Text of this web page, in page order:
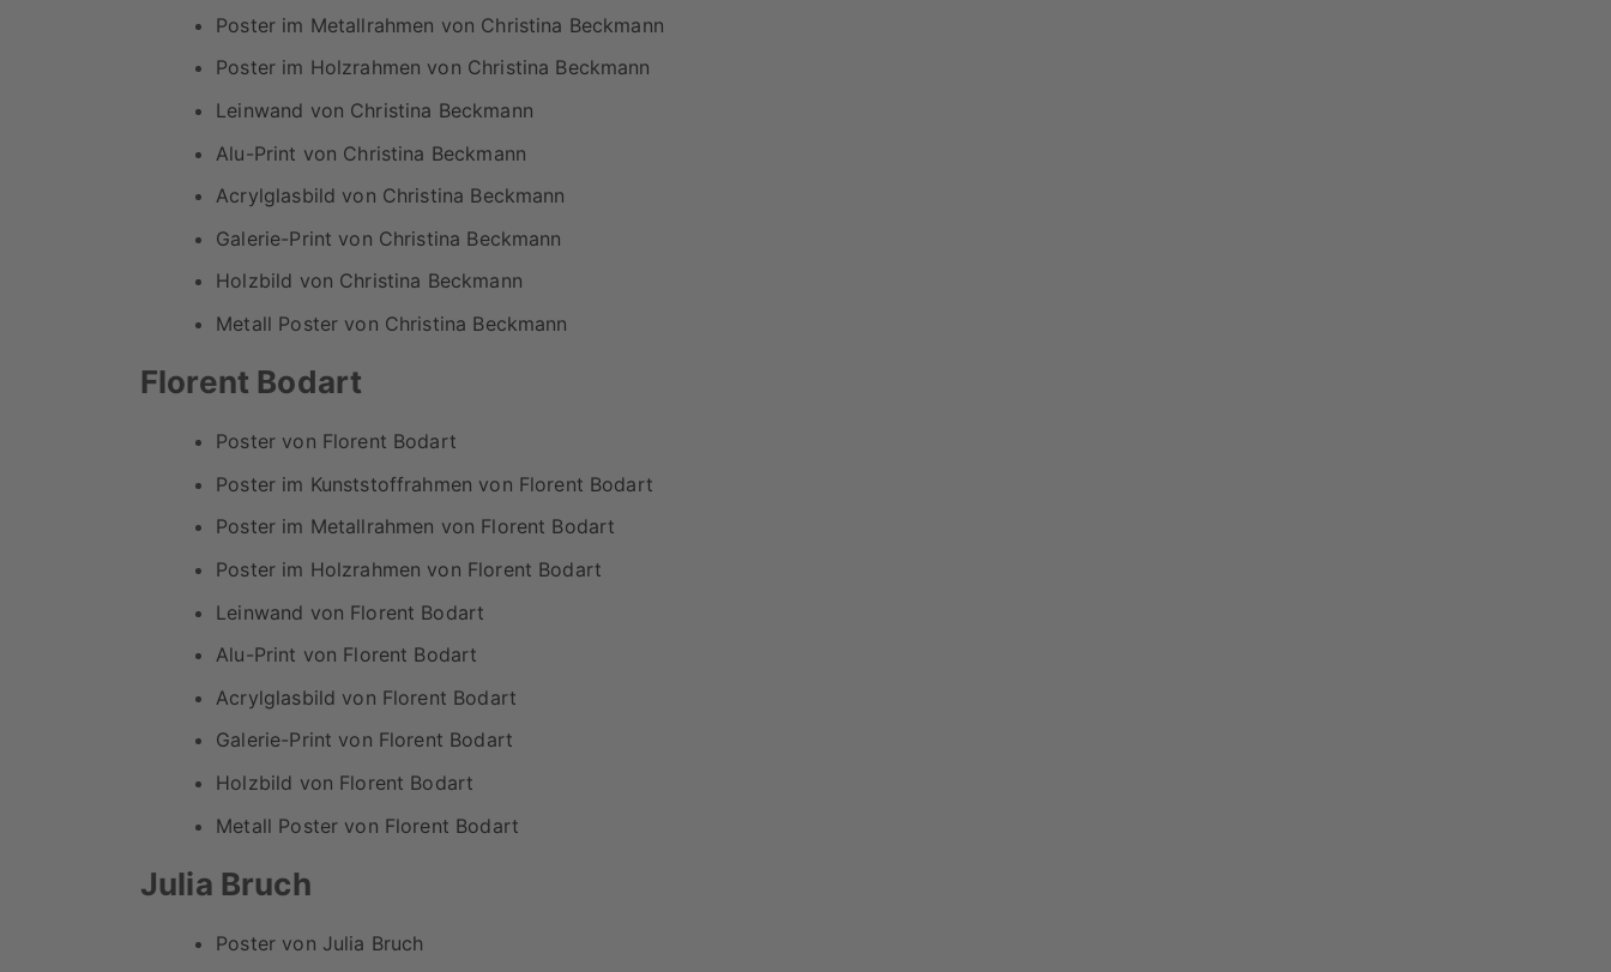
Poster im Metallrahmen von Christina Beckmann
Poster im Holzrahmen von Christina Beckmann
Leinwand von Christina Beckmann
Alu-Print von Christina Beckmann
Acrylglasbild von Christina Beckmann
Galerie-Print von Christina Beckmann
Holzbild von Christina Beckmann
Metall Poster von Christina Beckmann
Florent Bodart
Poster von Florent Bodart
Poster im Kunststoffrahmen von Florent Bodart
Poster im Metallrahmen von Florent Bodart
Poster im Holzrahmen von Florent Bodart
Leinwand von Florent Bodart
Alu-Print von Florent Bodart
Acrylglasbild von Florent Bodart
Galerie-Print von Florent Bodart
Holzbild von Florent Bodart
Metall Poster von Florent Bodart
Julia Bruch
Poster von Julia Bruch